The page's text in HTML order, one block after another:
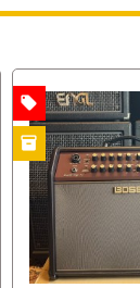
local_offer
inventory